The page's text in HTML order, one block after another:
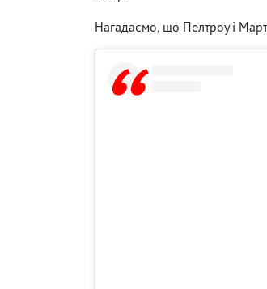
Нагадаємо, що Пелтроу і